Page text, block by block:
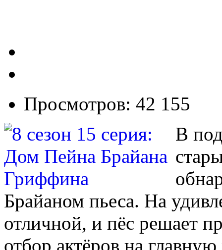
Просмотров: 42 155
В
Брайаном пьеса. На
отличной, и пёс решает
отбор актёров на